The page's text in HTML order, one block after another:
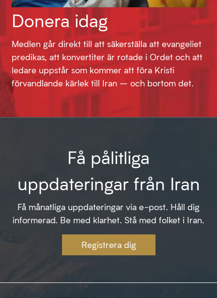
Donera idag
Medlen går direkt till att säkerställa att evangeliet
predikas, att konvertiter är rotade i Ordet och att
ledare uppstår som kommer att föra Kristi
förvandlande kärlek till Iran – och bortom det.
Få pålitliga
uppdateringar från Iran
Få månatliga uppdateringar via e-post. Håll dig
informerad. Be med klarhet. Stå med folket i Iran.
Registrera dig